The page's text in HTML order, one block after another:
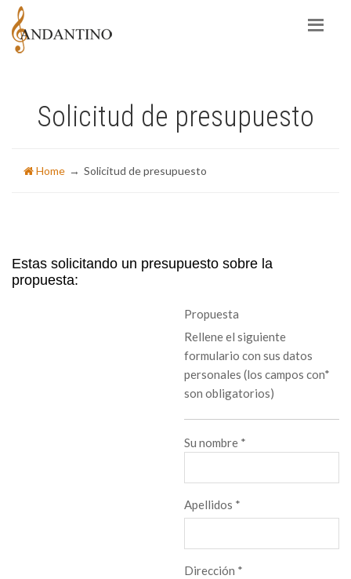
Solicitud de presupuesto
Home Solicitud de presupuesto
Estas solicitando un presupuesto sobre la
propuesta:
Propuesta
Rellene el siguiente
formulario con sus datos
personales (los campos con*
son obligatorios)
Su nombre *
Apellidos *
Dirección *